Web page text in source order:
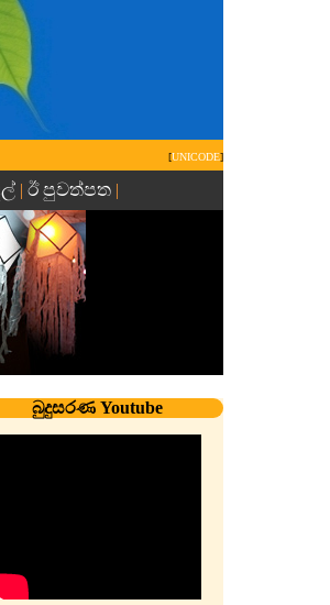
[UNICODE]
| ඊ පුවත්පත|
බුදුසරණ Youtube